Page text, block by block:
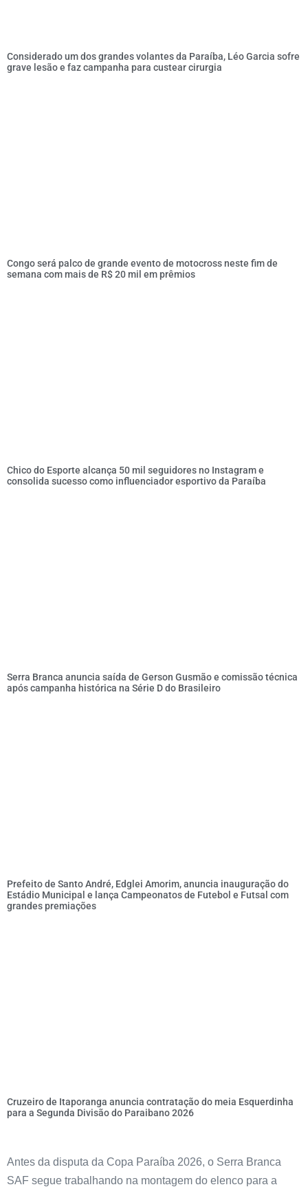
Considerado um dos grandes volantes da Paraíba, Léo Garcia sofre
grave lesão e faz campanha para custear cirurgia
Congo será palco de grande evento de motocross neste fim de
semana com mais de R$ 20 mil em prêmios
Chico do Esporte alcança 50 mil seguidores no Instagram e
consolida sucesso como influenciador esportivo da Paraíba
Serra Branca anuncia saída de Gerson Gusmão e comissão técnica
após campanha histórica na Série D do Brasileiro
Prefeito de Santo André, Edglei Amorim, anuncia inauguração do
Estádio Municipal e lança Campeonatos de Futebol e Futsal com
grandes premiações
Cruzeiro de Itaporanga anuncia contratação do meia Esquerdinha
para a Segunda Divisão do Paraibano 2026
Antes da disputa da Copa Paraíba 2026, o Serra Branca
SAF segue trabalhando na montagem do elenco para a